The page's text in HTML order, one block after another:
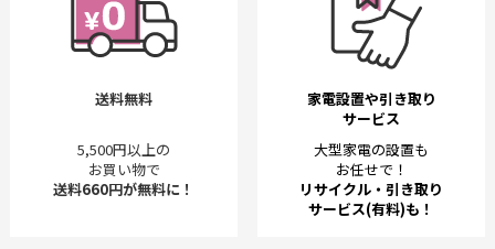
送料無料
5,500円以上の
お買い物で
送料660円が無料に！
家電設置や引き取り
サービス
大型家電の設置も
お任せで！
リサイクル・引き取り
サービス(有料)も！